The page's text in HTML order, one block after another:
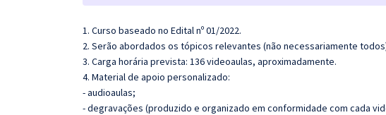
1. Curso baseado no Edital nº 01/2022.
2. Serão abordados os tópicos relevantes (não necessariamente
3. Carga horária prevista: 136 videoaulas, aproximadamente.
4. Material de apoio personalizado:
- audioaulas;
- degravações (produzido e organizado em conformidade com cada